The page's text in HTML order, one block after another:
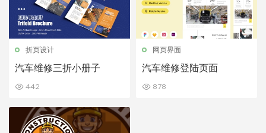
折页设计
汽车维修三折小册子
442
网页界面
汽车维修登陆页面
878